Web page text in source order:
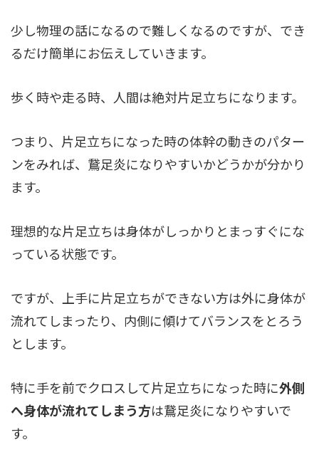
少し物理の話になるので難しくなるのですが、でき
るだけ簡単にお伝えしていきます。
歩く時や走る時、人間は絶対片足立ちになります。
つまり、片足立ちになった時の体幹の動きのパター
ンをみれば、鵞足炎になりやすいかどうかが分かり
ます。
理想的な片足立ちは身体がしっかりとまっすぐにな
っている状態です。
ですが、上手に片足立ちができない方は外に身体が
流れてしまったり、内側に傾けてバランスをとろう
とします。
特に手を前でクロスして片足立ちになった時に外側
へ身体が流れてしまう方は鵞足炎になりやすいで
す。